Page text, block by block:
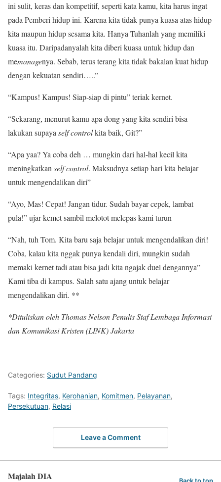
ini sulit, keras dan kompetitif, seperti kata kamu, kita harus ingat
pada Pemberi hidup ini. Karena kita tidak punya kuasa atas hidup
kita maupun hidup sesama kita. Hanya Tuhanlah yang memiliki
kuasa itu. Daripadanyalah kita diberi kuasa untuk hidup dan
memanagenya. Sebab, terus terang kita tidak bakalan kuat hidup
dengan kekuatan sendiri…..”
“Kampus! Kampus! Siap-siap di pintu” teriak kernet.
“Sekarang, menurut kamu apa dong yang kita sendiri bisa
lakukan supaya self controlkita baik, Git?”
“Apa yaa? Ya coba deh … mungkin dari hal-hal kecil kita
meningkatkan self control. Maksudnya setiap hari kita belajar
untuk mengendalikan diri”
“Ayo, Mas! Cepat! Jangan tidur. Sudah bayar cepek, lambat
pula!” ujar kemet sambil melotot melepas kami turun
“Nah, tuh Tom. Kita baru saja belajar untuk mengendalikan diri!
Coba, kalau kita nggak punya kendali diri, mungkin sudah
memaki kernet tadi atau bisa jadi kita ngajak duel dengannya”
Kami tiba di kampus. Salah satu ajang untuk belajar
mengendalikan diri. **
*Dituliskan oleh Thomas Nelson Penulis Staf Lembaga Informasi
dan Komunikasi Kristen (LINK) Jakarta
Categories: Sudut Pandang
Tags: Integritas, Kerohanian, Komitmen, Pelayanan,
Persekutuan, Relasi
Leave a Comment
Majalah DIA